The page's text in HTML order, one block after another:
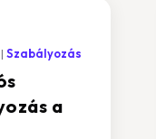
a
Szabályozás